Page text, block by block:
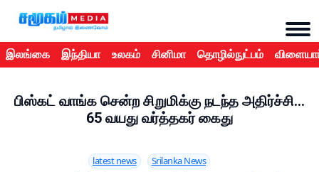
இலங்கை இந்தியா உலகம் சினிமா தொழில்நுட்பம்
பிஸ்கட் வாங்க சென்ற சிறுமிக்கு நடந்த அதிர்ச்சி…
65 வயது வர்த்தகர் கைது
latest news Srilanka News